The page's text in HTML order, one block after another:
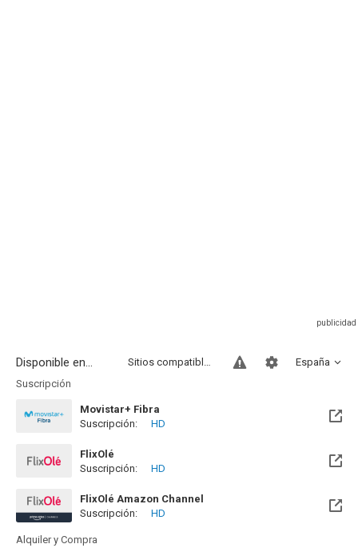
Disponible en... España
Sitios compatibles
Suscripción
Movistar+ Fibra
Disponible hasta el Vie, 01 Ene 2100 (Quedan 73 años)
Suscripción: HD
FlixOlé
Suscripción:
HD
FlixOlé Amazon Channel
Suscripción:
HD
Alquiler y Compra